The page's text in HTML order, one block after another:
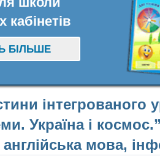
кабінетів
БІЛЬШЕ
інтегрованого
Україна і
англійська мова,